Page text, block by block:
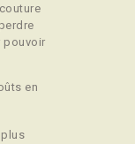
pouvoir
en